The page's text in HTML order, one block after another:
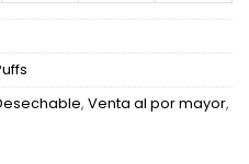
, Venta al por mayor,